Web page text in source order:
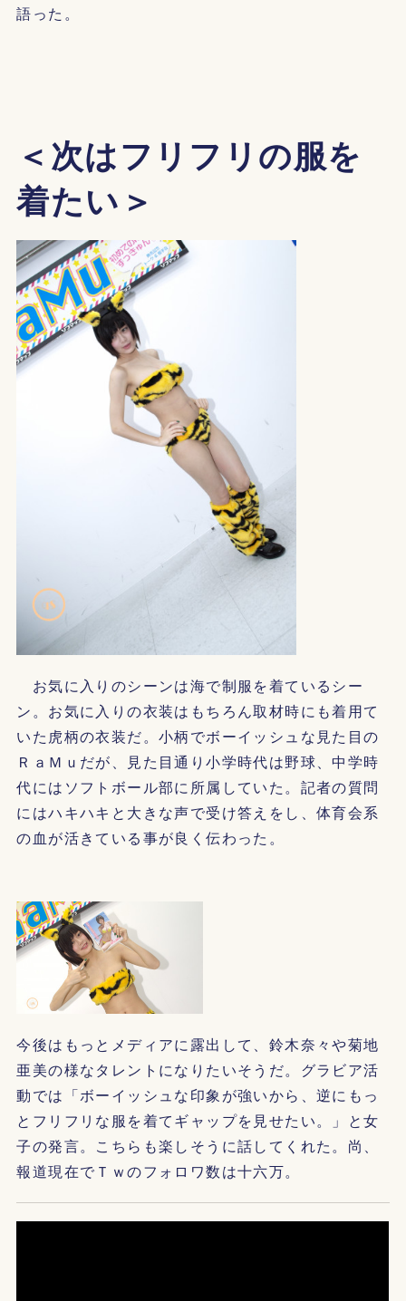
語った。
＜次はフリフリの服を
着たい＞
お気に入りのシーンは海で制服を着ているシー
ン。お気に入りの衣装はもちろん取材時にも着用て
いた虎柄の衣装だ。小柄でボーイッシュな見た目の
ＲａＭｕだが、見た目通り小学時代は野球、中学時
代にはソフトボール部に所属していた。記者の質問
にはハキハキと大きな声で受け答えをし、体育会系
の血が活きている事が良く伝わった。
今後はもっとメディアに露出して、鈴木奈々や菊地
亜美の様なタレントになりたいそうだ。グラビア活
動では「ボーイッシュな印象が強いから、逆にもっ
とフリフリな服を着てギャップを見せたい。」と女
子の発言。こちらも楽しそうに話してくれた。尚、
報道現在でＴｗのフォロワ数は十六万。